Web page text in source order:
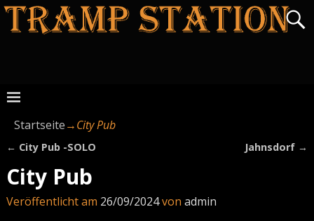
Startseite→City Pub
← City Pub -SOLO Jahnsdorf →
City Pub
Veröffentlicht am 26/09/2024von admin